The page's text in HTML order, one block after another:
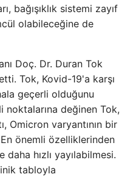
bağışıklık sistemi zayıf
olabileceğine de
Doç. Dr. Duran Tok
Tok, Kovid-19'a karşı
geçerli olduğunu
noktalarına değinen Tok,
Omicron varyantının bir
önemli özelliklerinden
hızlı yayılabilmesi.
tabloyla